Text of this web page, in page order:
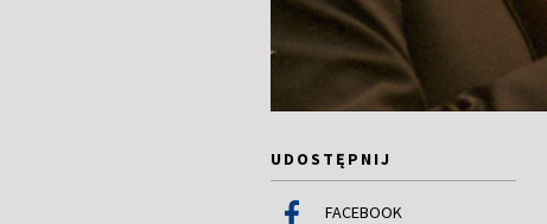
UDOSTĘPNIJ
FACEBOOK